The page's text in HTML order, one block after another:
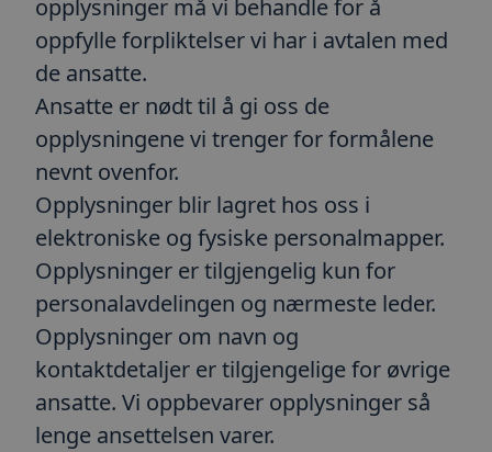
opplysninger må vi behandle for å
oppfylle forpliktelser vi har i avtalen med
de ansatte.
Ansatte er nødt til å gi oss de
opplysningene vi trenger for formålene
nevnt ovenfor.
Opplysninger blir lagret hos oss i
elektroniske og fysiske personalmapper.
Opplysninger er tilgjengelig kun for
personalavdelingen og nærmeste leder.
Opplysninger om navn og
kontaktdetaljer er tilgjengelige for øvrige
ansatte. Vi oppbevarer opplysninger så
lenge ansettelsen varer.